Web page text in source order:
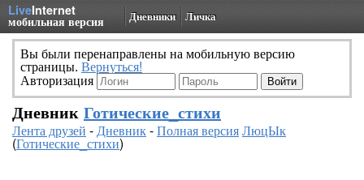
LiveInternet
мобильная версия Дневники Личка
Вы были перенаправлены на мобильную версию
страницы. Вернуться!
Авторизация
Дневник Готические_стихи
Лента друзей -Дневник-Полная версияЛюцЫк
(Готические_стихи)